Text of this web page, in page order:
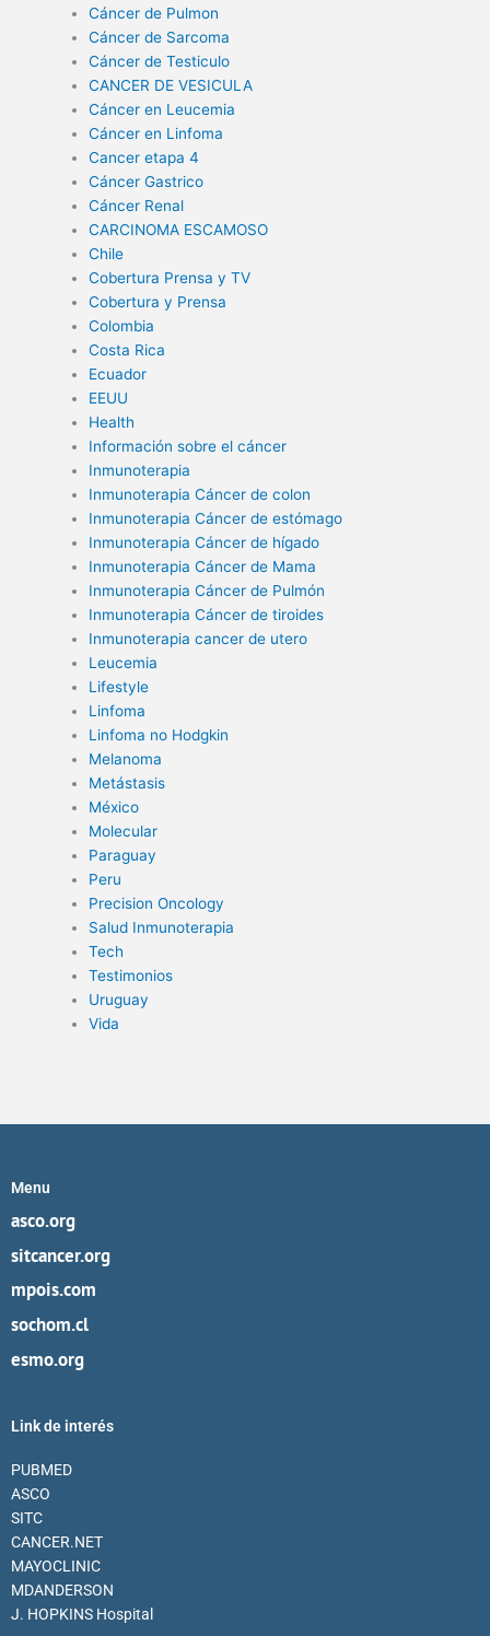
Cáncer de Pulmon
Cáncer de Sarcoma
Cáncer de Testiculo
CANCER DE VESICULA
Cáncer en Leucemia
Cáncer en Linfoma
Cancer etapa 4
Cáncer Gastrico
Cáncer Renal
CARCINOMA ESCAMOSO
Chile
Cobertura Prensa y TV
Cobertura y Prensa
Colombia
Costa Rica
Ecuador
EEUU
Health
Información sobre el cáncer
Inmunoterapia
Inmunoterapia Cáncer de colon
Inmunoterapia Cáncer de estómago
Inmunoterapia Cáncer de hígado
Inmunoterapia Cáncer de Mama
Inmunoterapia Cáncer de Pulmón
Inmunoterapia Cáncer de tiroides
Inmunoterapia cancer de utero
Leucemia
Lifestyle
Linfoma
Linfoma no Hodgkin
Melanoma
Metástasis
México
Molecular
Paraguay
Peru
Precision Oncology
Salud Inmunoterapia
Tech
Testimonios
Uruguay
Vida
Menu
asco.org
sitcancer.org
mpois.com
sochom.cl
esmo.org
Link de interés
PUBMED
ASCO
SITC
CANCER.NET
MAYOCLINIC
MDANDERSON
J. HOPKINS Hospital